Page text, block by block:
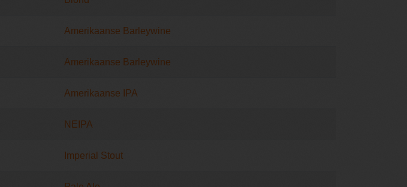
Amerikaanse Barleywine
Amerikaanse Barleywine
Amerikaanse IPA
NEIPA
Imperial Stout